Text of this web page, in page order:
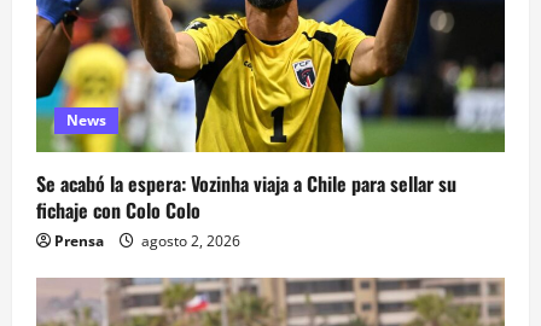
News
Se acabó la espera: Vozinha viaja a Chile para sellar su
fichaje con Colo Colo
Prensa agosto 2, 2026